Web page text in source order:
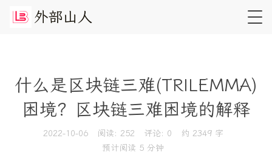
外部山 人
什么是区块链三难(TRILEMMA)
困境？区块链三难困境的解释
2022-10-06 阅读: 252 评论: 0
约 2349 字
预计阅读 5 分钟